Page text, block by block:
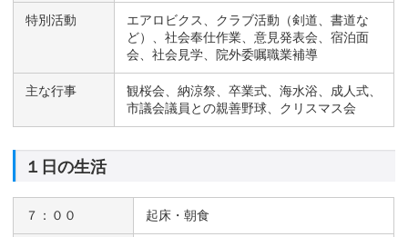
特別活動
エアロビクス、クラブ活動（剣道、書道な
ど）、社会奉仕作業、意見発表会、宿泊面
会、社会見学、院外委嘱職業補導
主な行事
観桜会、納涼祭、卒業式、海水浴、成人式、
市議会議員との親善野球、クリスマス会
１日の生活
７：００ 起床・朝食